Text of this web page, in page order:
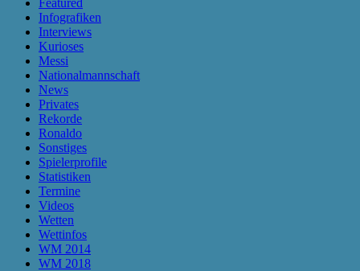
Infografiken
Interviews
Kurioses
Messi
Nationalmannschaft
News
Privates
Rekorde
Ronaldo
Sonstiges
Spielerprofile
Statistiken
Termine
Videos
Wetten
Wettinfos
WM 2014
WM 2018